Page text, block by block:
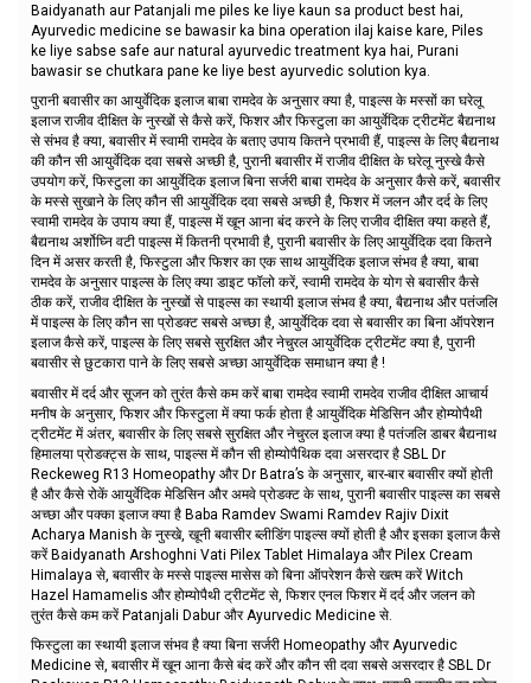
Baidyanath aur Patanjali me piles ke liye kaun sa product best hai,
Ayurvedic medicine se bawasir ka bina operation ilaj kaise kare, Piles
ke liye sabse safe aur natural ayurvedic treatment kya hai, Purani
bawasir se chutkara pane ke liye best ayurvedic solution kya.
पुरानी बवासीर का आयुर्वेदिक इलाज बाबा रामदेव के अनुसार क्या है, पाइल्स के मस्सों का घरेलू
इलाज राजीव दीक्षित के नुस्खों से कैसे करें, फिशर और फिस्टुला का आयुर्वेदिक ट्रीटमेंट बैद्यनाथ
से संभव है क्या, बवासीर में स्वामी रामदेव के बताए उपाय कितने प्रभावी हैं, पाइल्स के लिए बैद्यनाथ
की कौन सी आयुर्वेदिक दवा सबसे अच्छी है, पुरानी बवासीर में राजीव दीक्षित के घरेलू नुस्खे कैसे
उपयोग करें, फिस्टुला का आयुर्वेदिक इलाज बिना सर्जरी बाबा रामदेव के अनुसार कैसे करें, बवासीर
के मस्से सुखाने के लिए कौन सी आयुर्वेदिक दवा सबसे अच्छी है, फिशर में जलन और दर्द के लिए
स्वामी रामदेव के उपाय क्या हैं, पाइल्स में खून आना बंद करने के लिए राजीव दीक्षित क्या कहते हैं,
बैद्यनाथ अर्शोघ्नि वटी पाइल्स में कितनी प्रभावी है, पुरानी बवासीर के लिए आयुर्वेदिक दवा कितने
दिन में असर करती है, फिस्टुला और फिशर का एक साथ आयुर्वेदिक इलाज संभव है क्या, बाबा
रामदेव के अनुसार पाइल्स के लिए क्या डाइट फॉलो करें, स्वामी रामदेव के योग से बवासीर कैसे
ठीक करें, राजीव दीक्षित के नुस्खों से पाइल्स का स्थायी इलाज संभव है क्या, बैद्यनाथ और पतंजलि
में पाइल्स के लिए कौन सा प्रोडक्ट सबसे अच्छा है, आयुर्वेदिक दवा से बवासीर का बिना ऑपरेशन
इलाज कैसे करें, पाइल्स के लिए सबसे सुरक्षित और नेचुरल आयुर्वेदिक ट्रीटमेंट क्या है, पुरानी
बवासीर से छुटकारा पाने के लिए सबसे अच्छा आयुर्वेदिक समाधान क्या है !
बवासीर में दर्द और सूजन को तुरंत कैसे कम करें बाबा रामदेव स्वामी रामदेव राजीव दीक्षित आचार्य
मनीष के अनुसार, फिशर और फिस्टुला में क्या फर्क होता है आयुर्वेदिक मेडिसिन और होम्योपैथी
ट्रीटमेंट में अंतर, बवासीर के लिए सबसे सुरक्षित और नेचुरल इलाज क्या है पतंजलि डाबर बैद्यनाथ
हिमालया प्रोडक्ट्स के साथ, पाइल्स में कौन सी होम्योपैथिक दवा असरदार है SBL Dr
Reckeweg R13 Homeopathy और Dr Batra’s के अनुसार, बार-बार बवासीर क्यों होती
है और कैसे रोकें आयुर्वेदिक मेडिसिन और अमवे प्रोडक्ट के साथ, पुरानी बवासीर पाइल्स का सबसे
अच्छा और पक्का इलाज क्या है Baba Ramdev Swami Ramdev Rajiv Dixit
Acharya Manish के नुस्खे, खूनी बवासीर ब्लीडिंग पाइल्स क्यों होती है और इसका इलाज कैसे
करें Baidyanath Arshoghni Vati Pilex Tablet Himalaya और Pilex Cream
Himalaya से, बवासीर के मस्से पाइल्स मासेस को बिना ऑपरेशन कैसे खत्म करें Witch
Hazel Hamamelis और होम्योपैथी ट्रीटमेंट से, फिशर एनल फिशर में दर्द और जलन को
तुरंत कैसे कम करें Patanjali Dabur और Ayurvedic Medicine से.
फिस्टुला का स्थायी इलाज संभव है क्या बिना सर्जरी Homeopathy और Ayurvedic
Medicine से, बवासीर में खून आना कैसे बंद करें और कौन सी दवा सबसे असरदार है SBL Dr